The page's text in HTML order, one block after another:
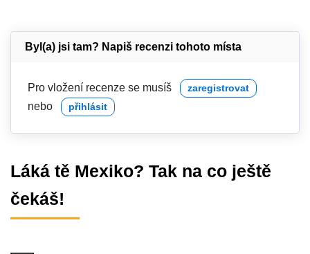
Byl(a) jsi tam? Napiš recenzi tohoto místa
Pro vložení recenze se musíš zaregistrovat
nebo přihlásit
Láká tě Mexiko? Tak na co ještě
čekáš!